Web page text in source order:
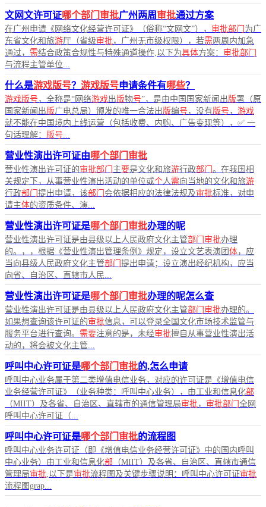
文网文许可证哪个部门审批广州两周 审批通过方案
在广州申请《网络文化经营许可证》（俗称“文网文”）， 审批部门 为广
东省文化和旅游厅（省级审批 ，广州无市级权限），若需两周内加急
通过， 需结合政策合规性与特殊通道操作,以下为具体方案： 审批部门
与流程主管单位...
什么是游戏版号？ 游戏版号申请条件有哪些？
游戏版号 ，全称是“网络游戏出版物号”，是由中国国家新闻出版署（原
国家新闻出版广电总局）颁发的唯一合法出版编号 ，没有版号 ， 游戏
就不能在中国境内上线运营（包括收费、内购、广告变现等），✅ 一
句话理解： 版号
营业性演出许可证由哪个部门审批
营业性演出许可证的审批部门 主要是文化和旅游行政部门。在我国相
关规定下，从事营业性演出活动的单位或个人 需向当地的文化和旅游
行政部门提出申请，该部门会依据相应的法律法规及审批标准，对申
请主体的资质条件、演...
营业性演出许可证是哪个部门审批办理的呢
营业性演出许可证是由县级以上人民政府文化主管部门审批办理
的。，，根据《营业性演出管理条例》规定，设立文艺表演团体，应
当向县级人民政府文化主管部门提出申请；设立演出经纪机构，应当
向省、自治区、直辖市人民...
营业性演出许可证是哪个部门审批办理的呢怎么查
营业性演出许可证是由县级以上人民政府文化主管部门审批办理的。
如果想查询该许可证的审批信息，可以登录全国文化市场技术监管与
服务平台进行查询。 需要注意的是，未经审批擅自从事营业性演出活
动的，将会被文化主管...
呼叫中心许可证是哪个部门审批的,怎么申请
呼叫中心业务属于第二类增值电信业务，对应的许可证是《增值电信
业务经营许可证》（业务种类：呼叫中心业务），由工业和信息化部
（MIIT）及各省、自治区、直辖市的通信管理局审批 ， 审批部门全网
呼叫中心许可证（...
呼叫中心许可证是哪个部门审批的流程图
呼叫中心业务许可证（即《增值电信业务经营许可证》中的国内呼叫
中心业务）由工业和信息化部 （MIIT）及各省、自治区、直辖市通信
管理局审批 ,以下是审批流程图及关键步骤说明：呼叫中心许可证审批
流程图grap...